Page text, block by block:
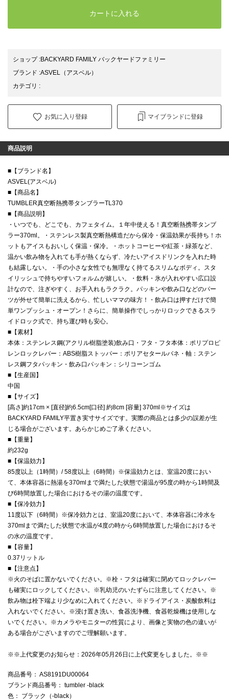
カートに入れる
ショップ:BACKYARD FAMILY バックヤードファミリー
ブランド :ASVEL
（アスベル）
カテゴリ :
お気に入り登録 マイブランドに登録
商品説明
■【ブランド名】
ASVEL(アスベル)
■【商品名】
TUMBLER真空断熱携帯タンブラーTL370
■【商品説明】
・いつでも、どこでも、カフェタイム。１年中使える！真空断熱携帯タンブ
ラー370ml。・ステンレス製真空断熱構造だから保冷・保温効果が長持ち！ホ
ットもアイスもおいしく保温・保冷。・ホットコーヒーや紅茶・緑茶など、
温かい飲み物を入れても手が熱くならず、冷たいアイスドリンクを入れた時
も結露しない。・手の小さな女性でも無理なく持てるスリムなボディ。スタ
イリッシュで持ちやすいフォルムが嬉しい。・飲料・氷が入れやすい広口設
計なので、注ぎやすく、お手入れもラクラク。パッキンや飲み口などのパー
ツが外せて簡単に洗えるから、忙しいママの味方！・飲み口は押すだけで簡
単ワンプッシュ・オープン！さらに、簡単操作でしっかりロックできるスラ
イドロック式で、持ち運び時も安心。
■【素材】
本体：ステンレス鋼(アクリル樹脂塗装)飲み口・フタ・フタ本体：ポリプロピ
レンロックレバー：ABS樹脂ストッパー：ポリアセタールバネ・軸：ステン
レス鋼フタパッキン・飲み口パッキン：シリコーンゴム
■【生産国】
中国
■【サイズ】
[高さ]約17cm × [直径]約6.5cm[口径] 約8cm [容量] 370ml※サイズは
BACKYARD FAMILY平置き実寸サイズです。実際の商品とは多少の誤差が生
じる場合がございます。あらかじめご了承ください。
■【重量】
約232g
■【保温効力】
85度以上（1時間）/ 58度以上（6時間）※保温効力とは、室温20度におい
て、本体容器に熱湯を370mlまで満たした状態で湯温が95度の時から1時間及
び6時間放置した場合におけるその湯の温度です。
■【保冷効力】
11度以下（6時間）※保冷効力とは、室温20度において、本体容器に冷水を
370mlまで満たした状態で水温が4度の時から6時間放置した場合におけるそ
の水の温度です。
■【容量】
0.37リットル
■【注意点】
※火のそばに置かないでください。※栓・フタは確実に閉めてロックレバー
も確実にロックしてください。※乳幼児のいたずらに注意してください。※
飲み物は栓下端より少なめに入れてください。※ドライアイス・炭酸飲料は
入れないでください。※浸け置き洗い、食器洗浄機、食器乾燥機は使用しな
いでください。※カメラやモニターの性質により、画像と実物の色の違いが
ある場合がございますのでご理解願います。
※※上代変更のお知らせ：2026年05月26日に上代変更をしました。※※
商品番号 ： AS8191DU00064
ブランド商品番号 ： tumbler -black
色 ： ブラック（-black）